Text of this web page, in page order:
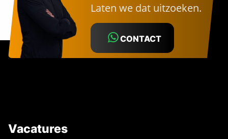
Laten we dat uitzoeken.
CONTACT
Vacatures